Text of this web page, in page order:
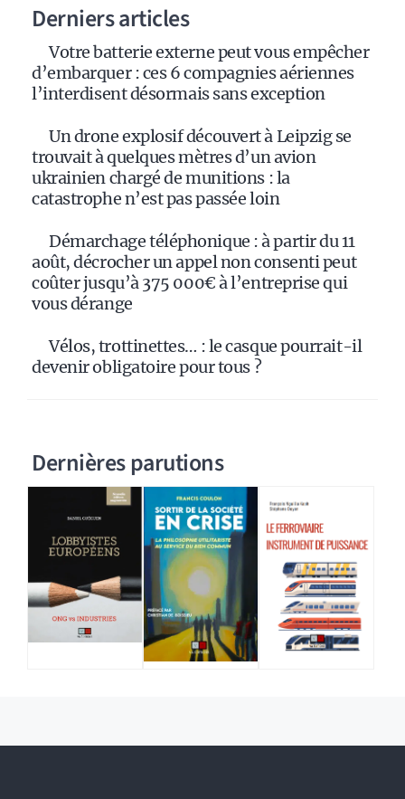
Derniers articles
Votre batterie externe peut vous empêcher
d’embarquer : ces 6 compagnies aériennes
l’interdisent désormais sans exception
Un drone explosif découvert à Leipzig se
trouvait à quelques mètres d’un avion
ukrainien chargé de munitions : la
catastrophe n’est pas passée loin
Démarchage téléphonique : à partir du 11
août, décrocher un appel non consenti peut
coûter jusqu’à 375 000€ à l’entreprise qui
vous dérange
Vélos, trottinettes… : le casque pourrait-il
devenir obligatoire pour tous ?
Dernières parutions